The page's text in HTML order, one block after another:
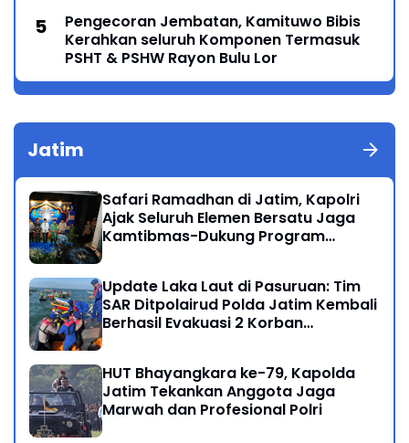
Pengecoran Jembatan, Kamituwo Bibis
Kerahkan seluruh Komponen Termasuk
PSHT & PSHW Rayon Bulu Lor
Jatim
Safari Ramadhan di Jatim, Kapolri
Ajak Seluruh Elemen Bersatu Jaga
Kamtibmas-Dukung Program
Update Laka Laut di Pasuruan: Tim
SAR Ditpolairud Polda Jatim Kembali
Berhasil Evakuasi 2 Korban
HUT Bhayangkara ke-79, Kapolda
Jatim Tekankan Anggota Jaga
Marwah dan Profesional Polri